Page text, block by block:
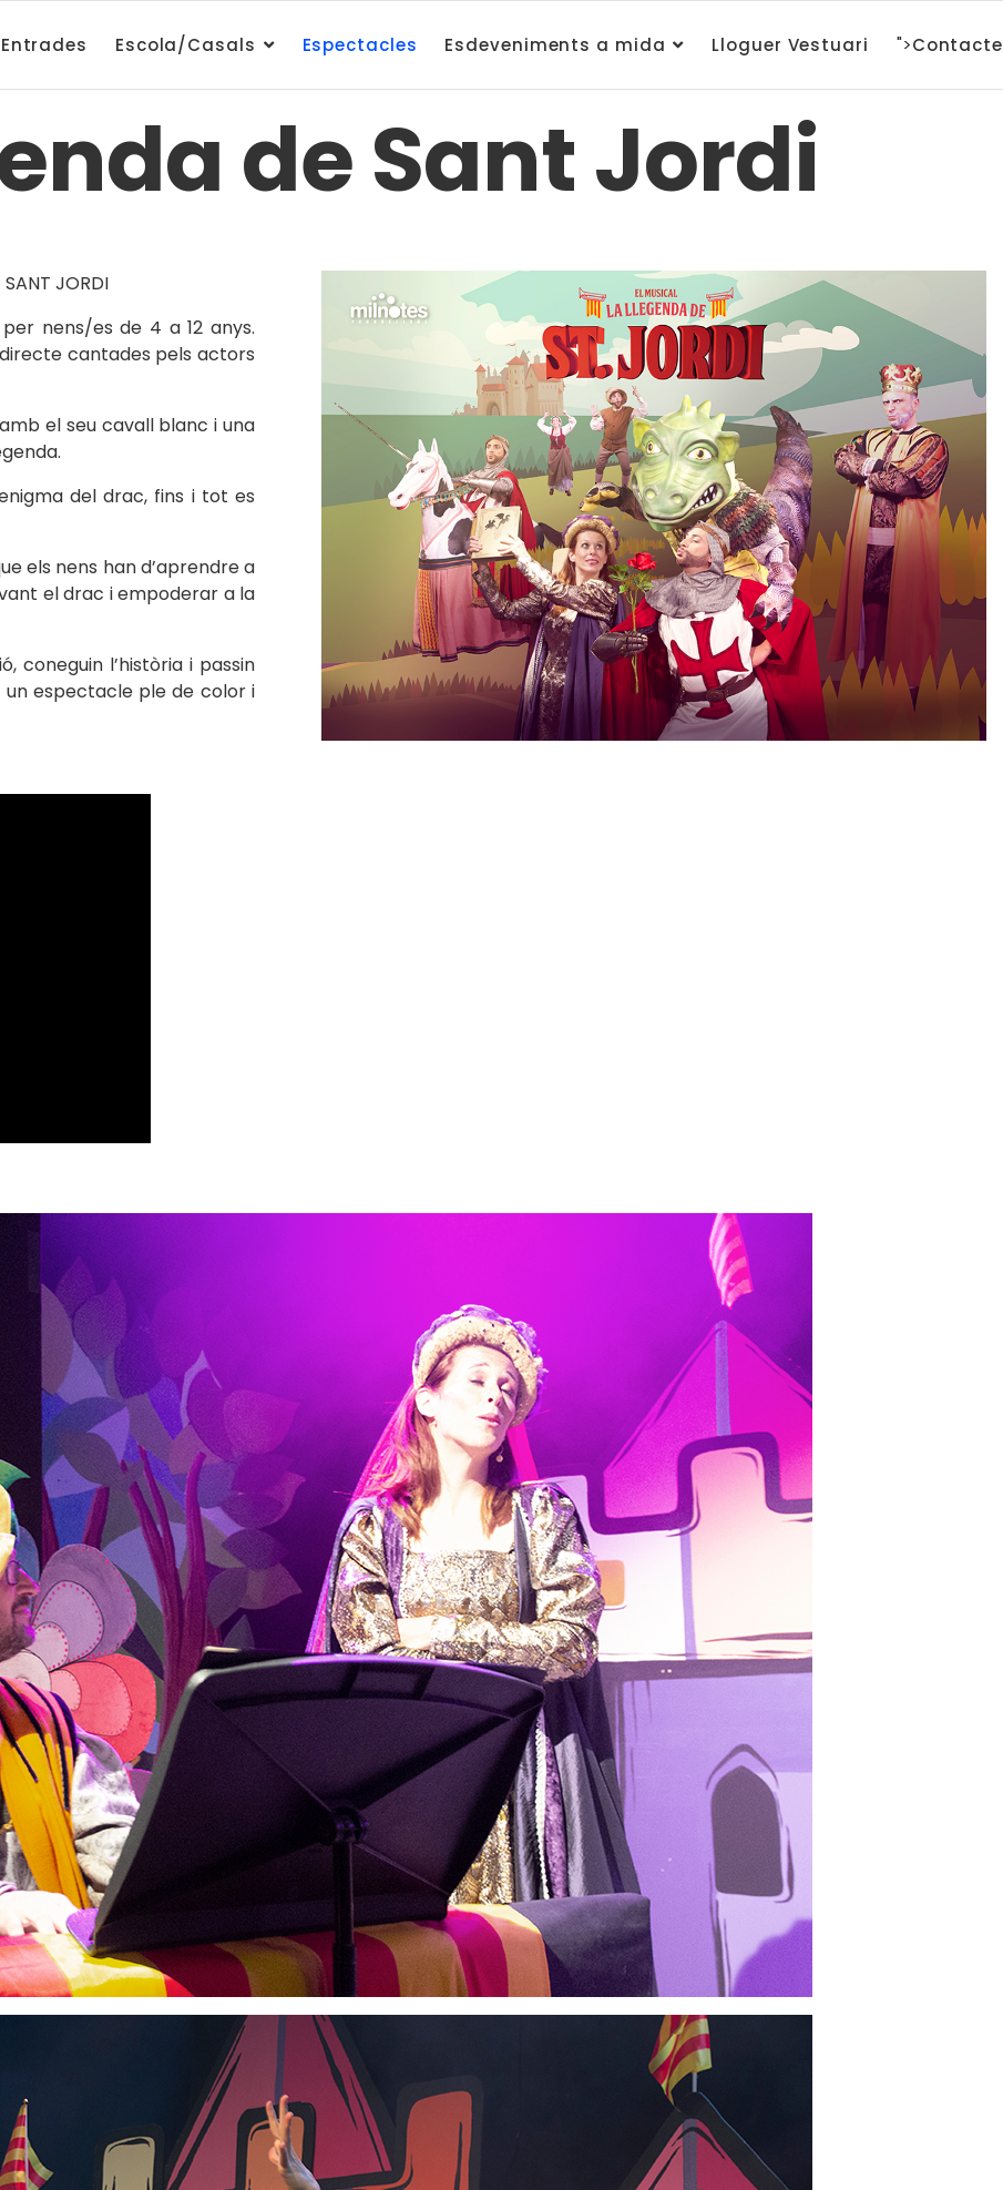
Escola/Casals Espectacles Esdeveniments a mida Lloguer Vestuari ">Contacte
de Sant Jordi
SANT JORDI
nens/es de 4 a 12 anys.
cantades pels actors
el seu cavall blanc i una
del drac, fins i tot es
els nens han d’aprendre a
el drac i empoderar a la
coneguin l’història i passin
espectacle ple de color i